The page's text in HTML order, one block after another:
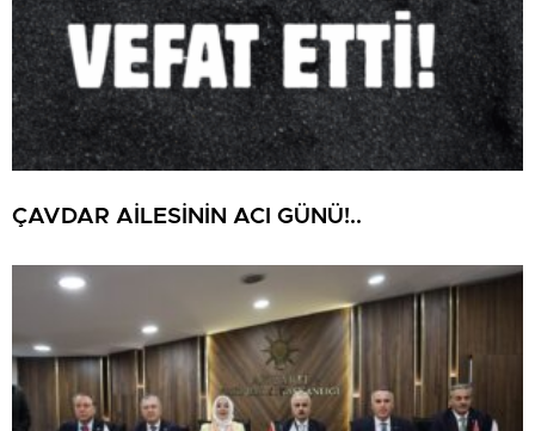
ÇAVDAR AİLESİNİN ACI GÜNÜ!..